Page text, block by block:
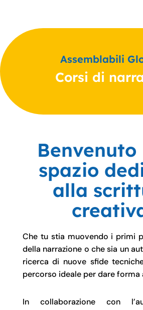
Assemblabili
Corsi di
Benvenuto
spazio
alla
Che tu stia muovendo i primi
della narrazione o che sia un
ricerca di nuove sfide
percorso ideale per dare forma
In collaborazione con